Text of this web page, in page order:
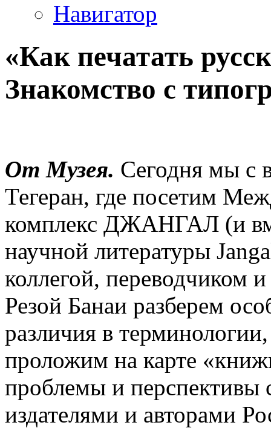
Навигатор
«Как печатать
Знакомство с
От Музея. Сегодня мы с
Тегеран, где посетим
комплекс ДЖАНГАЛ (и
научной литературы
коллегой, переводчиком
Резой Банаи разберем
различия в
проложим на карте
проблемы и перспективы
издателями и авторами